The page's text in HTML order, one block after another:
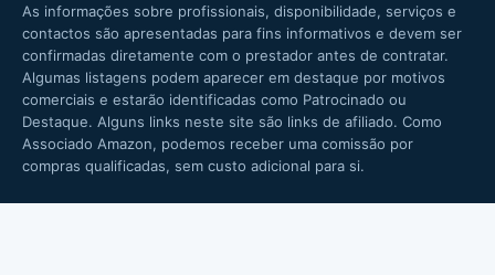
As informações sobre profissionais, disponibilidade, serviços e
contactos são apresentadas para fins informativos e devem ser
confirmadas diretamente com o prestador antes de contratar.
Algumas listagens podem aparecer em destaque por motivos
comerciais e estarão identificadas como Patrocinado ou
Destaque. Alguns links neste site são links de afiliado. Como
Associado Amazon, podemos receber uma comissão por
compras qualificadas, sem custo adicional para si.